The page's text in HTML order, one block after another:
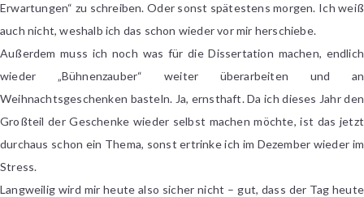
Erwartungen“ zu schreiben. Oder sonst spätestens morgen. Ich weiß
auch nicht, weshalb ich das schon wieder vor mir herschiebe.
Außerdem muss ich noch was für die Dissertation machen, endlich
wieder „Bühnenzauber“ weiter überarbeiten und an
Weihnachtsgeschenken basteln. Ja, ernsthaft. Da ich dieses Jahr den
Großteil der Geschenke wieder selbst machen möchte, ist das jetzt
durchaus schon ein Thema, sonst ertrinke ich im Dezember wieder im
Stress.
Langweilig wird mir heute also sicher nicht – gut, dass der Tag heute